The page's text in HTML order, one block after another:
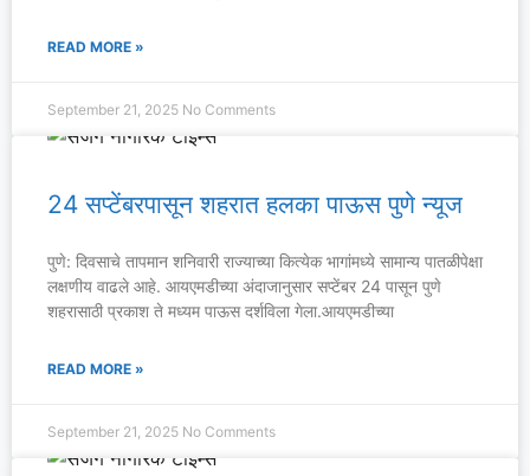
READ MORE »
September 21, 2025 No Comments
24 सप्टेंबरपासून शहरात हलका पाऊस पुणे न्यूज
पुणे: दिवसाचे तापमान शनिवारी राज्याच्या कित्येक भागांमध्ये सामान्य पातळीपेक्षा
लक्षणीय वाढले आहे. आयएमडीच्या अंदाजानुसार सप्टेंबर 24 पासून पुणे
शहरासाठी प्रकाश ते मध्यम पाऊस दर्शविला गेला.आयएमडीच्या
READ MORE »
September 21, 2025 No Comments